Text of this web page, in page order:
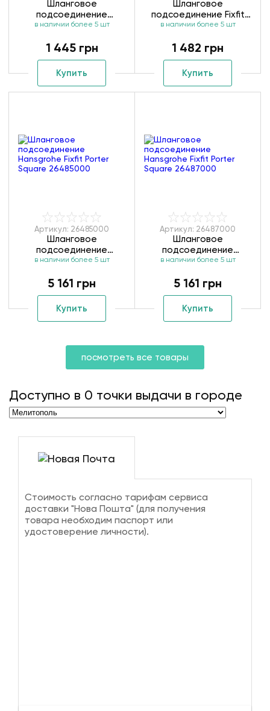
Шланговое
подсоединение
Hansgrohe Fixfit
в наличии более 5 шт
1 445 грн
Купить
Шланговое
подсоединение Fixfit
Modern 27505000
в наличии более 5 шт
1 482 грн
Купить
Артикул: 26485000
Шланговое
подсоединение
Hansgrohe Fixfit Porter
в наличии более 5 шт
5 161 грн
Купить
Артикул: 26487000
Шланговое
подсоединение
Hansgrohe Fixfit Porter
в наличии более 5 шт
5 161 грн
Купить
посмотреть все товары
Доступно в 0 точки выдачи в городе
Стоимость согласно тарифам сервиса
доставки "Нова Пошта" (для получения
товара необходим паспорт или
удостоверение личности).